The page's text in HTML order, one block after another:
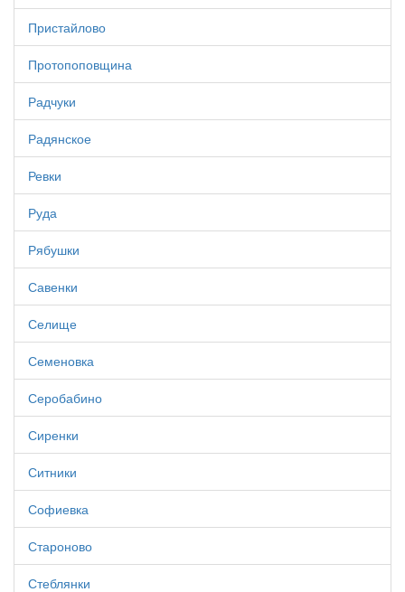
Пристайлово
Протопоповщина
Радчуки
Радянское
Ревки
Руда
Рябушки
Савенки
Селище
Семеновка
Серобабино
Сиренки
Ситники
Софиевка
Староново
Стеблянки